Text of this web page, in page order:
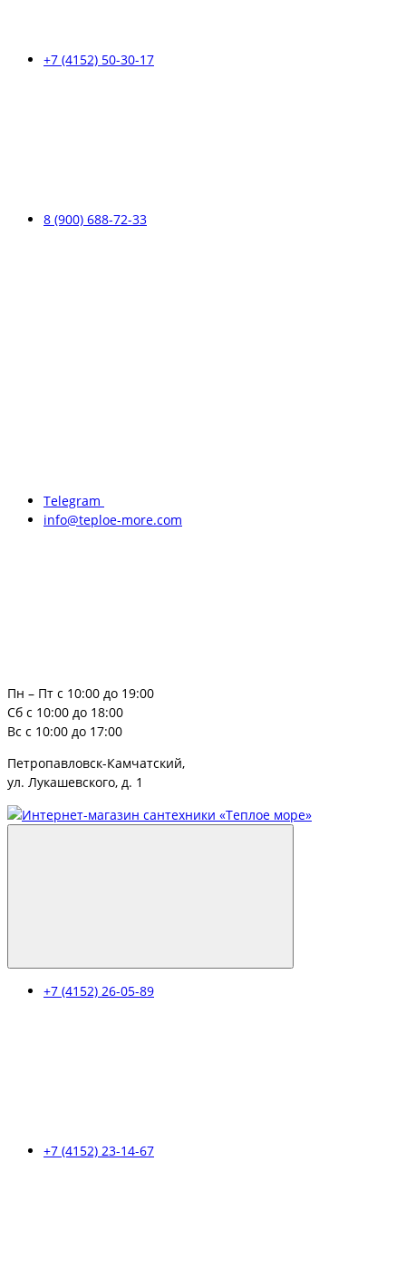
+7 (4152) 50-30-17
8 (900) 688-72-33
Telegram
info@teploe-more.com
Пн – Пт с 10:00 до 19:00
Сб с 10:00 до 18:00
Вс с 10:00 до 17:00
Петропавловск-Камчатский,
ул. Лукашевского, д. 1
+7 (4152) 26-05-89
+7 (4152) 23-14-67